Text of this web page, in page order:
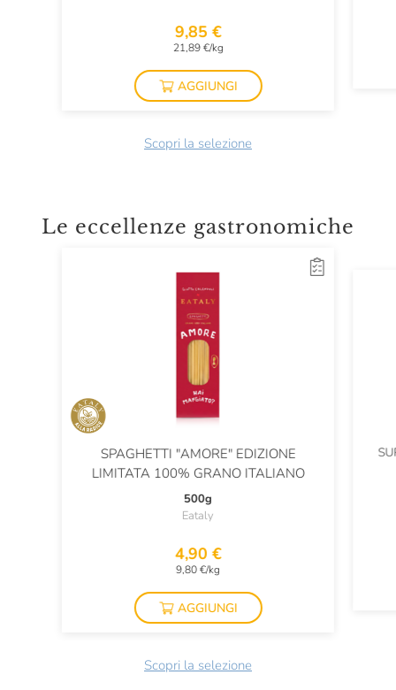
9,85 €
21,89 €/kg
AGGIUNGI
Scopri la selezione
Le eccellenze gastronomiche
SPAGHETTI "AMORE" EDIZIONE
LIMITATA 100% GRANO ITALIANO
500g
Eataly
4,90 €
9,80 €/kg
AGGIUNGI
Scopri la selezione